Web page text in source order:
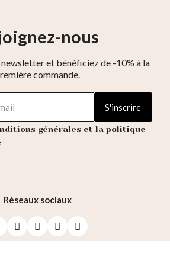
nous
et bénéficiez de -10% à la
commande.
S'inscrire
générales et la politique
Réseaux sociaux